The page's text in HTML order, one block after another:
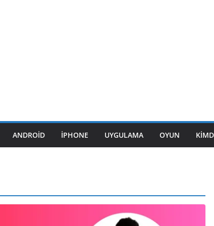
ANDROID IPHONE UYGULAMA OYUN